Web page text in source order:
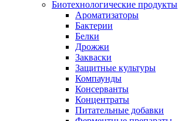
Биотехнологические продукты
Ароматизаторы
Бактерии
Белки
Дрожжи
Закваски
Защитные культуры
Компаунды
Консерванты
Концентраты
Питательные добавки